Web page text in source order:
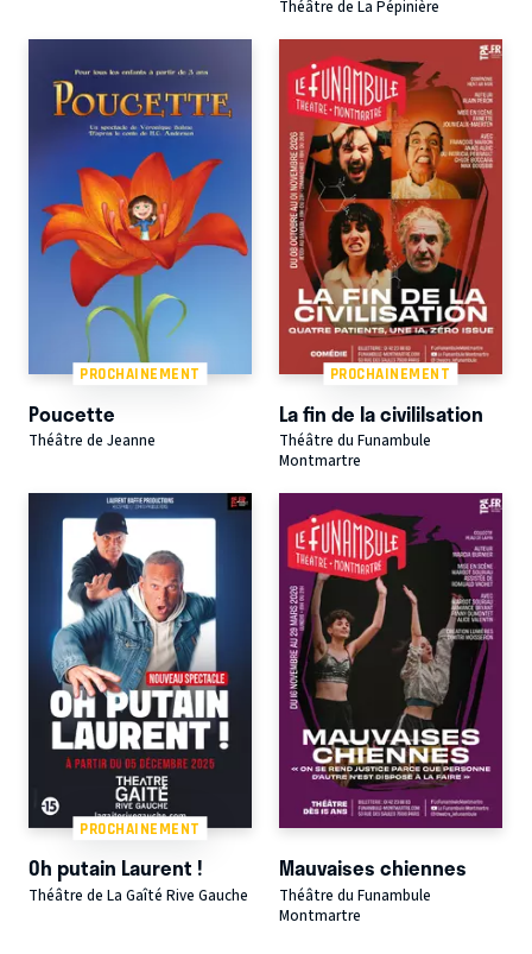
Théâtre de La Pépinière
PROCHAINEMENT
Poucette
Théâtre de Jeanne
PROCHAINEMENT
La fin de la civililsation
Théâtre du Funambule
Montmartre
PROCHAINEMENT
Oh putain Laurent !
Théâtre de La Gaîté Rive Gauche
Mauvaises chiennes
Théâtre du Funambule
Montmartre